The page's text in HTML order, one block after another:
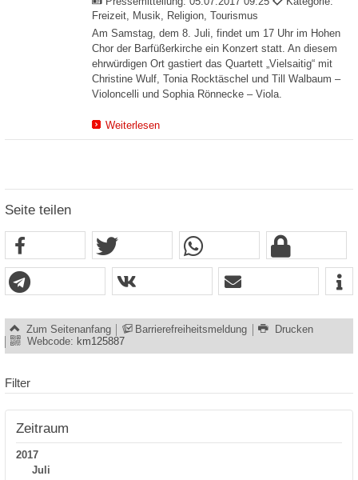
Freizeit, Musik, Religion, Tourismus
Am Samstag, dem 8. Juli, findet um 17 Uhr im Hohen
Chor der Barfüßerkirche ein Konzert statt. An diesem
ehrwürdigen Ort gastiert das Quartett „Vielsaitig“ mit
Christine Wulf, Tonia Rocktäschel und Till Walbaum –
Violoncelli und Sophia Rönnecke – Viola.
Weiterlesen
Seite teilen
Zum Seitenanfang Barrierefreiheitsmeldung
Drucken
Webcode: km125887
Filter
Zeitraum
2017
Juli